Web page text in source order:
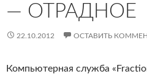
— ОТРАДНОЕ
22.10.2012 ОСТАВИТЬ
Компьютерная служба